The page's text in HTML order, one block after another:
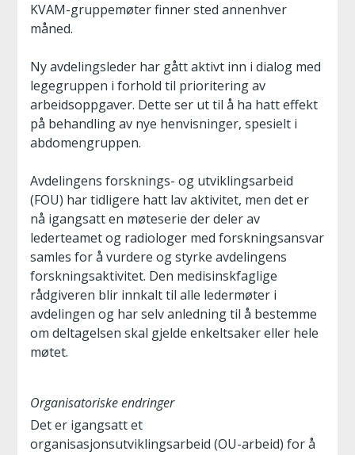
KVAM-gruppemøter finner sted annenhver
måned.
Ny avdelingsleder har gått aktivt inn i dialog med
legegruppen i forhold til prioritering av
arbeidsoppgaver. Dette ser ut til å ha hatt effekt
på behandling av nye henvisninger, spesielt i
abdomengruppen.
Avdelingens forsknings- og utviklingsarbeid
(FOU) har tidligere hatt lav aktivitet, men det er
nå igangsatt en møteserie der deler av
lederteamet og radiologer med forskningsansvar
samles for å vurdere og styrke avdelingens
forskningsaktivitet. Den medisinskfaglige
rådgiveren blir innkalt til alle ledermøter i
avdelingen og har selv anledning til å bestemme
om deltagelsen skal gjelde enkeltsaker eller hele
møtet.
Organisatoriske endringer
Det er igangsatt et
organisasjonsutviklingsarbeid (OU-arbeid) for å